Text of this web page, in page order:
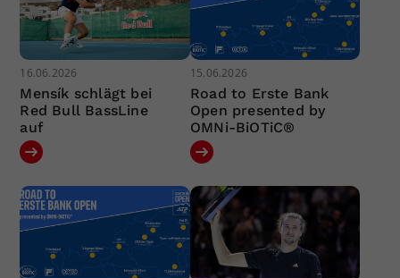
16.06.2026
Mensík schlägt bei
Red Bull BassLine
auf
15.06.2026
Road to Erste Bank
Open presented by
OMNi-BiOTiC®